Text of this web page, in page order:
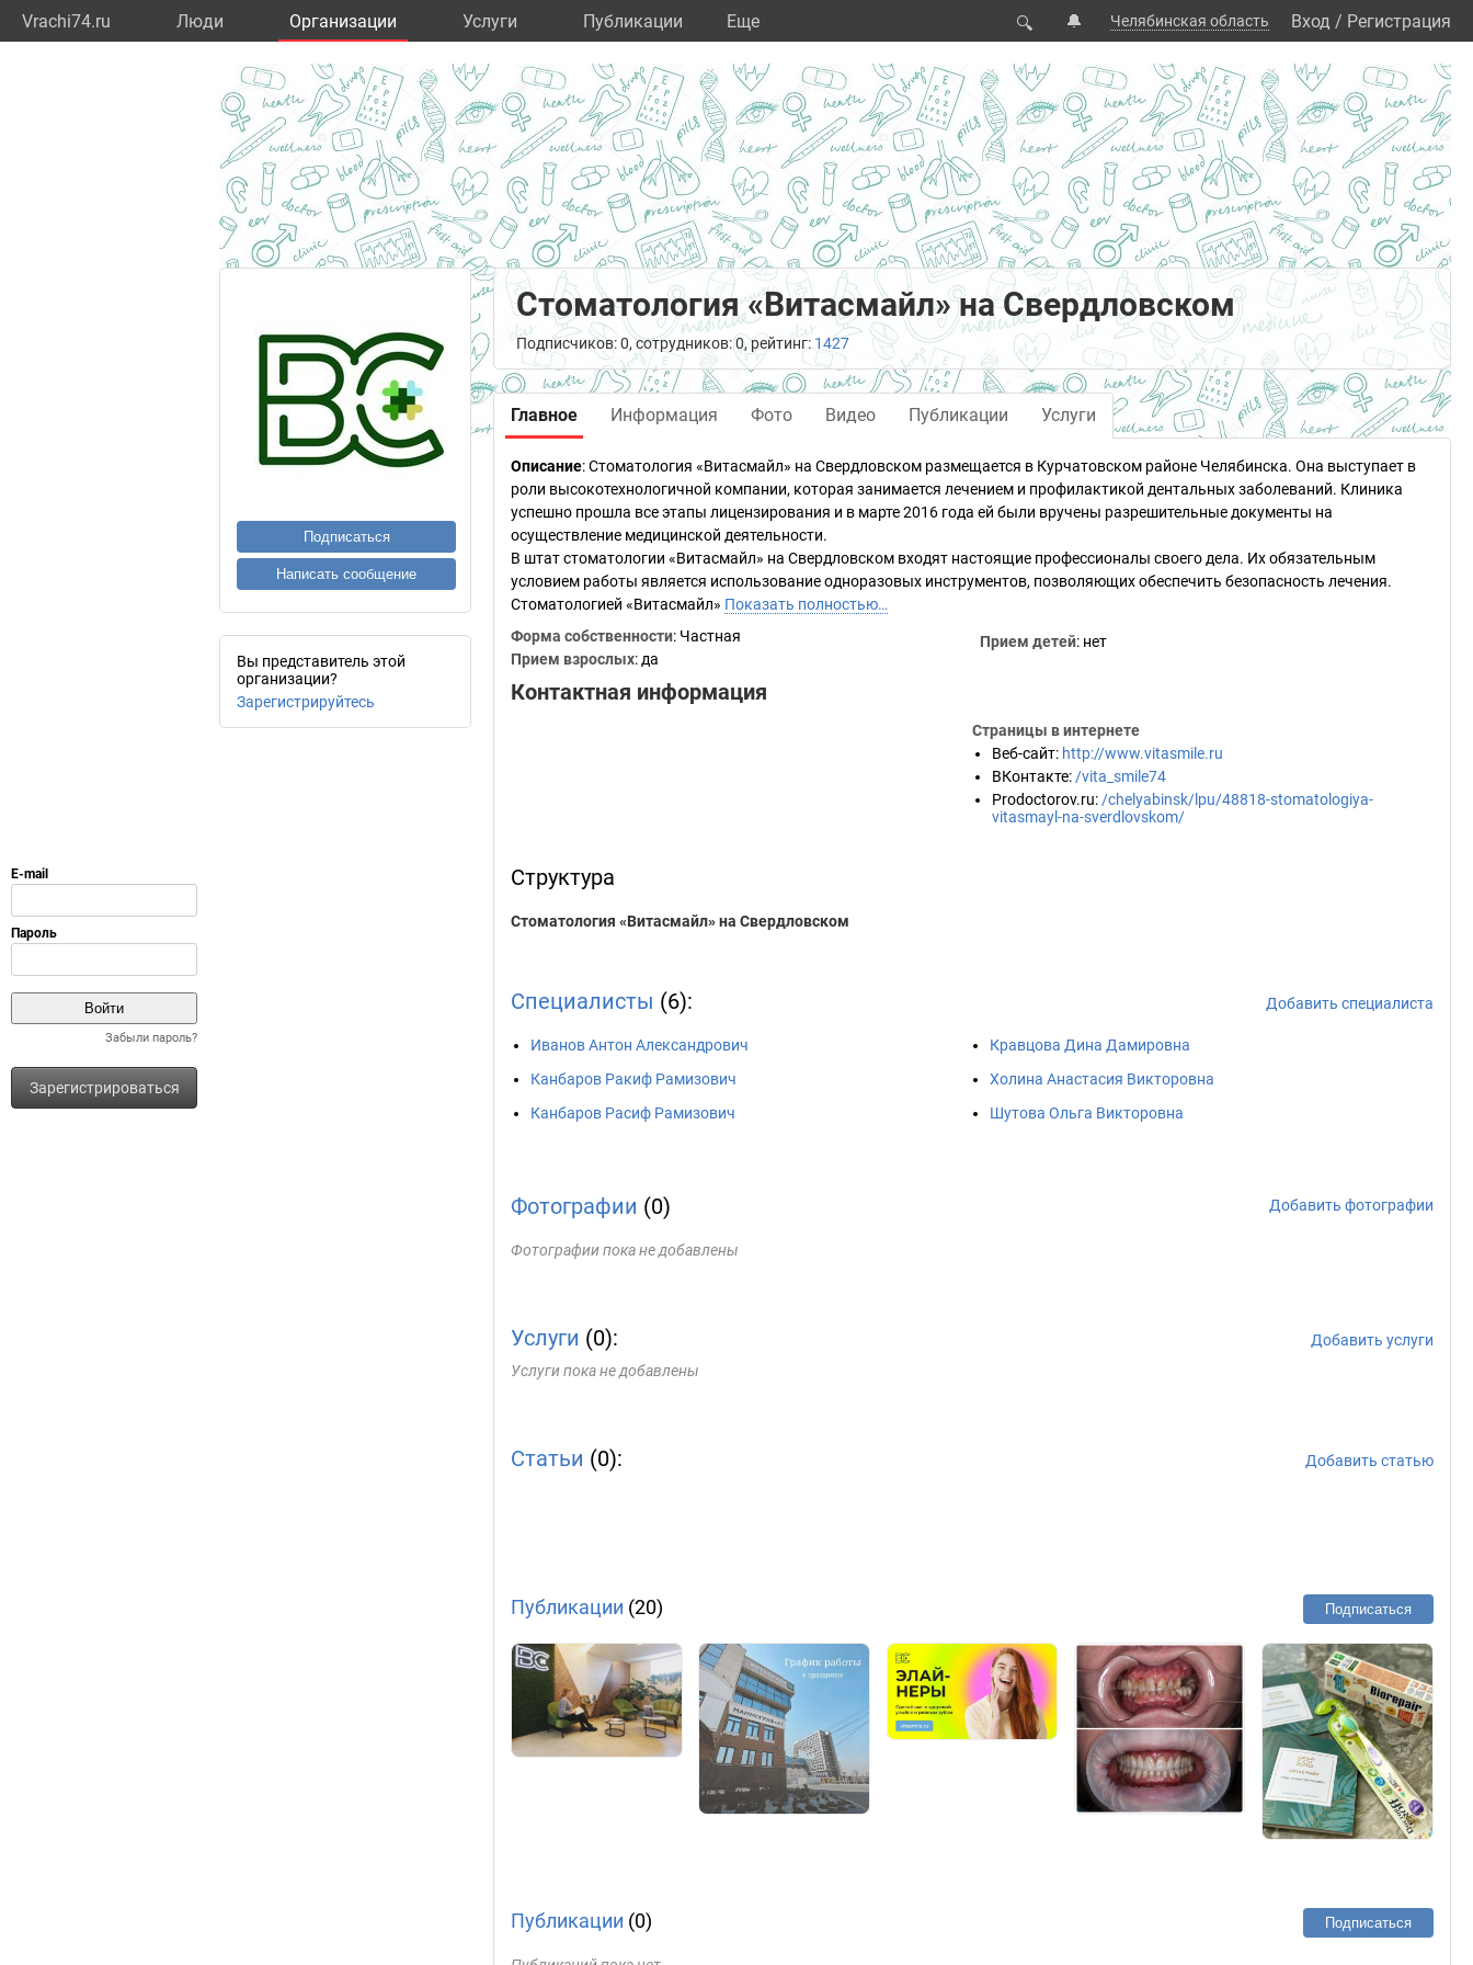
Vrachi74.ru Люди Организации Услуги Публикации Eще 🔍 🔔 Челябинская область Вход / Регистрация
Забыли пароль?
Зарегистрироваться
Подписаться
Написать сообщение
Вы представитель этой
организации?
Зарегистрируйтесь
Стоматология «Витасмайл» на Свердловском
Подписчиков: 0, сотрудников: 0, рейтинг: 1427
Главное Информация Фото Видео Публикации Услуги
Описание: Стоматология «Витасмайл» на Свердловском размещается в Курчатовском районе Челябинска. Она выступает в
роли высокотехнологичной компании, которая занимается лечением и профилактикой дентальных заболеваний. Клиника
успешно прошла все этапы лицензирования и в марте 2016 года ей были вручены разрешительные документы на
осуществление медицинской деятельности.
В штат стоматологии «Витасмайл» на Свердловском входят настоящие профессионалы своего дела. Их обязательным
условием работы является использование одноразовых инструментов, позволяющих обеспечить безопасность лечения.
Стоматологией «Витасмайл» Показать полностью…
Форма собственности: Частная
Прием взрослых: да
Прием детей: нет
Контактная информация
Страницы в интернете
Веб-сайт: http://www.vitasmile.ru
ВКонтакте: /vita_smile74
Prodoctorov.ru: /chelyabinsk/lpu/48818-stomatologiya-
vitasmayl-na-sverdlovskom/
Структура
Стоматология «Витасмайл» на Свердловском
Специалисты (6): Добавить специалиста
Иванов Антон Александрович
Канбаров Ракиф Рамизович
Канбаров Расиф Рамизович
Кравцова Дина Дамировна
Холина Анастасия Викторовна
Шутова Ольга Викторовна
Фотографии (0) Добавить фотографии
Фотографии пока не добавлены
Услуги (0):
Добавить услуги
Услуги пока не добавлены
Статьи (0): Добавить статью
Публикации (20) Подписаться
Публикации (0) Подписаться